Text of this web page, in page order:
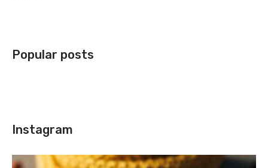
Popular posts
Instagram